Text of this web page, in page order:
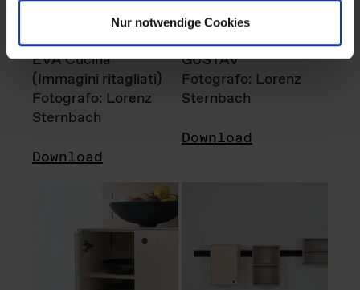
Nur notwendige Cookies
EVA Cucina
(Immagini ritagliati)
Fotografo: Lorenz
Sternbach
Download
GUSTAV
Fotografo: Lorenz
Sternbach
Download